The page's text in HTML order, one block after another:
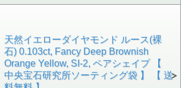
天然イエローダイヤモンド ルース(裸
石) 0.103ct, Fancy Deep Brownish
Orange Yellow, SI-2, ペアシェイプ 【
中央宝石研究所ソーティング袋 】 【 送